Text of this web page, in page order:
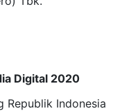
Digital 2020
Republik